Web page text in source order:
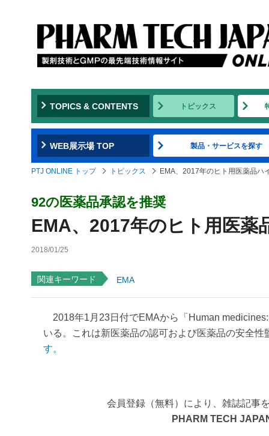
TOPICS & CONTENTS トピックス
WEB展示場 TOP 製品・サービスを探す
PTJ ONLINE トップ トピックス EMA、2017年のヒト用医薬品ハ
92の医薬品承認を推奨
EMA、2017年のヒト用医薬
2018/01/25
関連キーワード EMA
2018年1月23日付でEMAから「Human
いる。これは新医薬品の認可および医薬品の安全性
す。
会員登録（無料）により、雑誌記事
PHARM TECH